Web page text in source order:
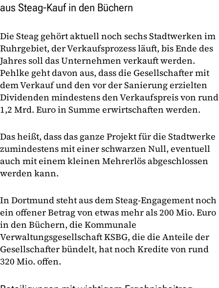
aus Steag-Kauf in den Büchern
Die Steag gehört aktuell noch sechs Stadtwerken im
Ruhrgebiet, der Verkaufsprozess läuft, bis Ende des
Jahres soll das Unternehmen verkauft werden.
Pehlke geht davon aus, dass die Gesellschafter mit
dem Verkauf und den vor der Sanierung erzielten
Dividenden mindestens den Verkaufspreis von rund
1,2 Mrd. Euro in Summe erwirtschaften werden.
Das heißt, dass das ganze Projekt für die Stadtwerke
zumindestens mit einer schwarzen Null, eventuell
auch mit einem kleinen Mehrerlös abgeschlossen
werden kann.
In Dortmund steht aus dem Steag-Engagement noch
ein offener Betrag von etwas mehr als 200 Mio. Euro
in den Büchern, die Kommunale
Verwaltungsgesellschaft KSBG, die die Anteile der
Gesellschafter bündelt, hat noch Kredite von rund
320 Mio. offen.